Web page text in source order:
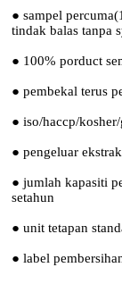
● sampel
tindak balas tanpa
● 100% porduct
● pembekal terus
● iso/haccp/
● pengeluar
● jumlah kapasiti
setahun
● unit tetapan
● label